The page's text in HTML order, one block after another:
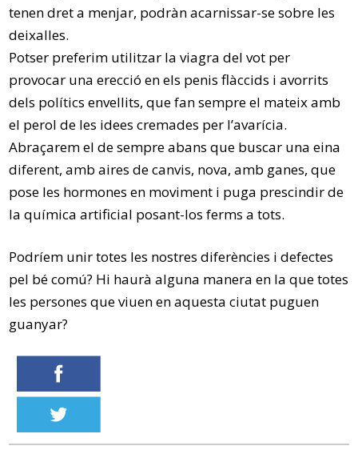
tenen dret a menjar, podràn acarnissar-se sobre les
deixalles.
Potser preferim utilitzar la viagra del vot per
provocar una erecció en els penis flàccids i avorrits
dels polítics envellits, que fan sempre el mateix amb
el perol de les idees cremades per l’avarícia.
Abraçarem el de sempre abans que buscar una eina
diferent, amb aires de canvis, nova, amb ganes, que
pose les hormones en moviment i puga prescindir de
la química artificial posant-los ferms a tots.
Podríem unir totes les nostres diferències i defectes
pel bé comú? Hi haurà alguna manera en la que totes
les persones que viuen en aquesta ciutat puguen
guanyar?